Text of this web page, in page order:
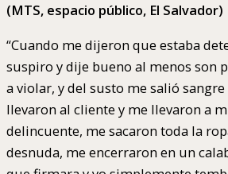
(MTS, espacio público, El Salvador)
“Cuando me dijeron que estaba
suspiro y dije bueno al menos son
a violar, y del susto me salió sangre
llevaron al cliente y me llevaron a
delincuente, me sacaron toda la
desnuda, me encerraron en un